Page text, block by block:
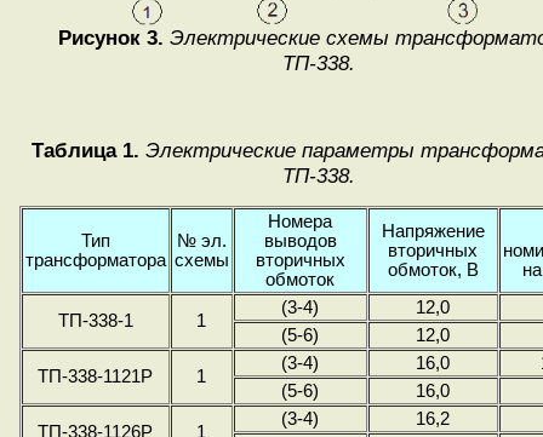
Рисунок 3. Электрические схемы
ТП-338.
Таблица 1. Электрические параметры
ТП-338.
Тип
трансформатора
№ эл.
схемы
Номера
выводов
вторичных
обмоток
Напряжение
вторичных
обмоток, В
ТП-338-1 1
(3-4)
12,0
(5-6)
12,0
ТП-338-1121Р 1
(3-4) 16,0
(5-6)
16,0
ТП-338-1126Р 1
(3-4)
16,2